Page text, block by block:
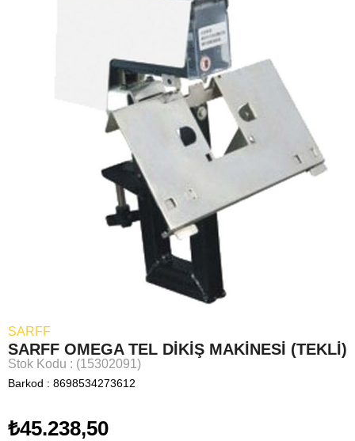
SARFF
SARFF OMEGA TEL DİKİŞ MAKİNESİ (TEKLİ)
Stok Kodu (15302091)
Barkod : 8698534273612
₺45.238,50